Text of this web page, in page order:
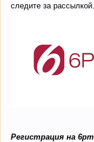
следите за рассылкой.
Регистрация на 6pm